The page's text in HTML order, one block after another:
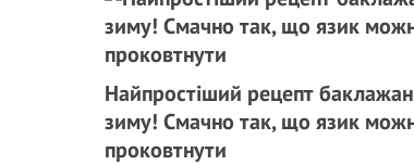
Найпростіший рецепт
зиму! Смачно так, що язик
проковтнути